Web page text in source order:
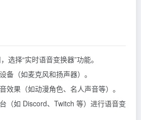
选择“实时语音变换器”功能。
备（如麦克风和扬声器）。
效果（如动漫角色、名人声音等）。
（如 Discord、Twitch 等）进行语音变